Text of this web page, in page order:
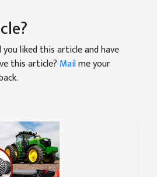
you liked this article and have
this article? Mailme your